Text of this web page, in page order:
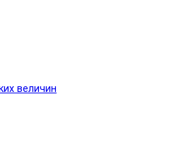
величин